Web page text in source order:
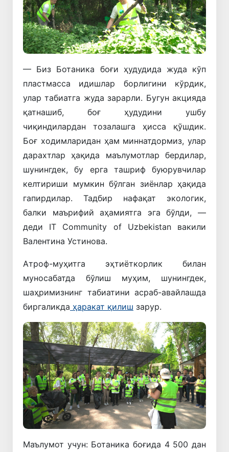
— Биз Ботаника боғи ҳудудида жуда кўп
пластмасса идишлар борлигини кўрдик,
улар табиатга жуда зарарли. Бугун акцияда
қатнашиб, боғ ҳудудини ушбу
чиқиндилардан тозалашга ҳисса қўшдик.
Боғ ходимларидан ҳам миннатдормиз, улар
дарахтлар ҳақида маълумотлар бердилар,
шунингдек, бу ерга ташриф буюрувчилар
келтириши мумкин бўлган зиёнлар ҳақида
гапирдилар. Тадбир нафақат экологик,
балки маърифий аҳамиятга эга бўлди, —
деди IT Community of Uzbekistan вакили
Валентина Устинова.
Атроф-муҳитга эҳтиёткорлик билан
муносабатда бўлиш муҳим, шунингдек,
шаҳримизнинг табиатини асраб-авайлашда
биргаликда ҳаракат қилиш зарур.
Маълумот учун: Ботаника боғида 4 500 дан